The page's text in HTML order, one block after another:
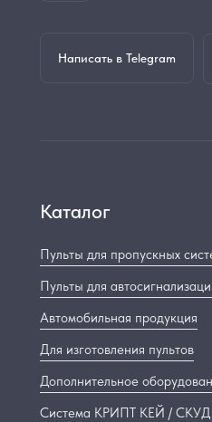
Написать в Telegram
Каталог
Пульты для пропускных
Пульты для
Автомобильная продукция
Для изготовления пультов
Дополнительное
Система КРИПТ КЕЙ / СКУД